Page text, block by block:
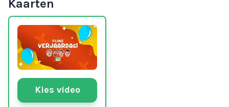
Kaarten
Kies video